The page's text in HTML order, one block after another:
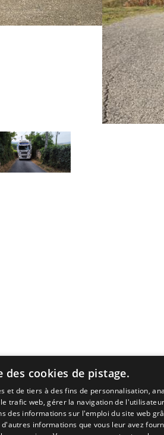
des cookies de pistage.
et de tiers à des fins de personnalisation,
trafic web, gérer la navigation de
des informations sur l'emploi du site web
informations que vous leur avez